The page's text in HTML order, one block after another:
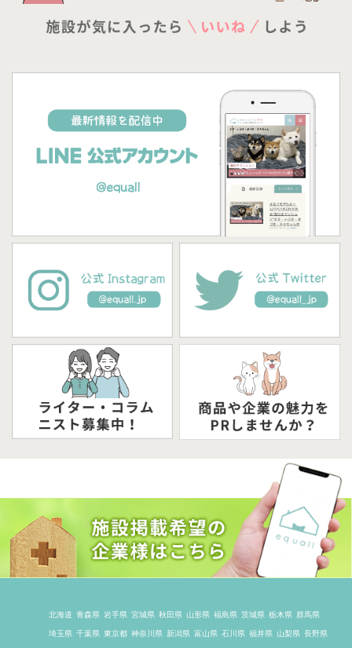
北海道 青森県 岩手県 宮城県 秋田県 山形県 福島県 茨城県 栃木県 群馬県
埼玉県 千葉県 東京都 神奈川県 新潟県 富山県 石川県 福井県 山梨県 長野県